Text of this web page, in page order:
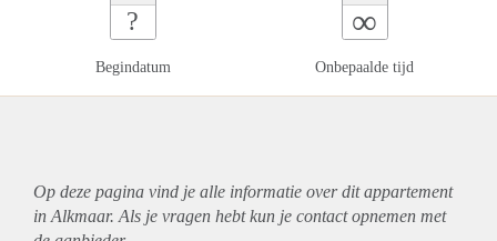
?
Begindatum
∞
Onbepaalde tijd
Op deze pagina vind je alle informatie over ditappartement
in Alkmaar. Als je vragen hebt kun je contact opnemen met